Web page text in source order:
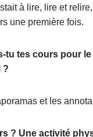
à lire, lire et
une première fois.
tu tes cours pour
?
et les
? Une activité